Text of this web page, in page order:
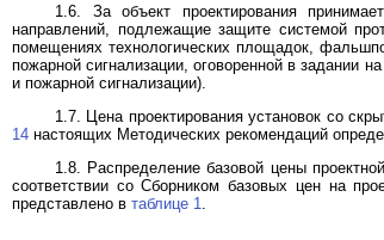
1.6. За объект проектирования
направлений, подлежащие защите системой
помещениях технологических площадок,
пожарной сигнализации, оговоренной в
и пожарной сигнализации).
1.7. Цена проектирования установок со
14 настоящих Методических рекомендаций
1.8. Распределение базовой цены
соответствии со Сборником базовых цен на
представлено в таблице 1.